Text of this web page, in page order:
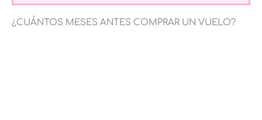
¿CUÁNTOS MESES ANTES COMPRAR UN VUELO?